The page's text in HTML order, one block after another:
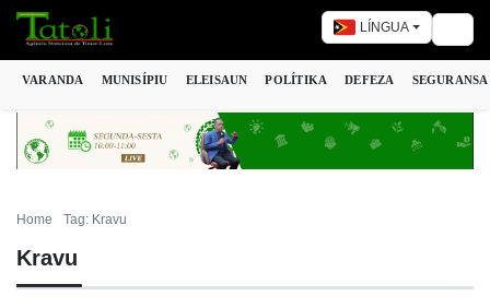
LÍNGUA
VARANDA MUNISÍPIU ELEISAUN POLÍTIKA DEFEZA SEGURANSA
Home Tag: Kravu
Kravu